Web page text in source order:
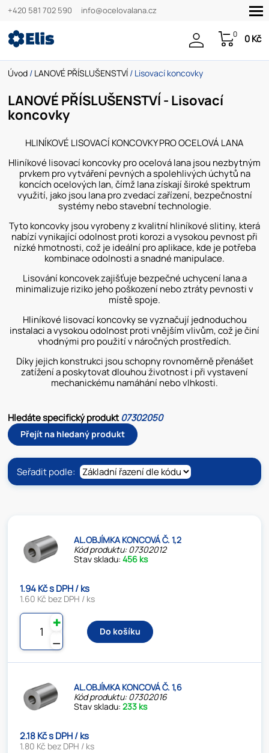
+420 581 702 590 info@ocelovalana.cz
0 0 Kč
Úvod / LANOVÉ PŘÍSLUŠENSTVÍ / Lisovací koncovky
LANOVÉ PŘÍSLUŠENSTVÍ - Lisovací
koncovky
HLINÍKOVÉ LISOVACÍ KONCOVKY PRO OCELOVÁ LANA
Hliníkové lisovací koncovky pro ocelová lana jsou nezbytným
prvkem pro vytváření pevných a spolehlivých úchytů na
koncích ocelových lan, čímž lana získají široké spektrum
využití, jako jsou lana pro zvedací zařízení, bezpečnostní
systémy nebo stavební technologie.
Tyto koncovky jsou vyrobeny z kvalitní hliníkové slitiny, která
nabízí vynikající odolnost proti korozi a vysokou pevnost při
nízké hmotnosti, což je ideální pro aplikace, kde je potřeba
kombinace odolnosti a snadné manipulace.
Lisování koncovek zajišťuje bezpečné uchycení lana a
minimalizuje riziko jeho poškození nebo ztráty pevnosti v
místě spoje.
Hliníkové lisovací koncovky se vyznačují jednoduchou
instalaci a vysokou odolnost proti vnějším vlivům, což je činí
vhodnými pro použití v náročných prostředích.
Díky jejich konstrukci jsou schopny rovnoměrně přenášet
zatížení a poskytovat dlouhou životnost i při vystavení
mechanickému namáhání nebo vlhkosti.
Hledáte specifický produkt07302050
Přejít na hledaný produkt
Seřadit podle:
AL.OBJÍMKA KONCOVÁ Č. 1,2
Kód produktu: 07302012
Stav skladu:456 ks
1.94 Kč s DPH / ks
1.60 Kč bez DPH / ks
⚊
✚
Do košíku
AL.OBJÍMKA KONCOVÁ Č. 1,6
Kód produktu: 07302016
Stav skladu:233 ks
2.18 Kč s DPH / ks
1.80 Kč bez DPH / ks